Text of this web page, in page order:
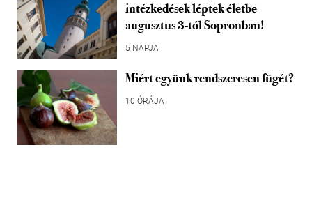
intézkedések léptek életbe
augusztus 3-tól Sopronban!
5 NAPJA
Miért együnk rendszeresen fügét?
10 ÓRÁJA